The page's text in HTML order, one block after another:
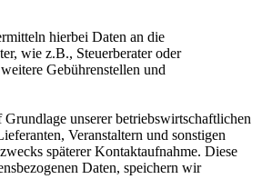
hierbei Daten an die
wie z.B., Steuerberater oder
Gebührenstellen und
unserer betriebswirtschaftlichen
Veranstaltern und sonstigen
späterer Kontaktaufnahme. Diese
Daten, speichern wir